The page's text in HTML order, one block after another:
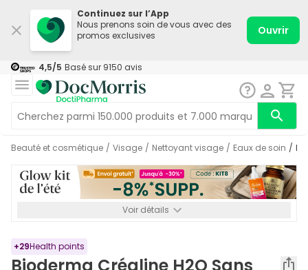
Continuez sur l’App
Nous prenons soin de vous avec des
promos exclusives
Ouvrir
4,5/5 Basé sur 9150 avis
Beauté et cosmétique / Visage / Nettoyant visage / Eaux de soin /
Voir détails
+29Health points
Bioderma Créaline H2O Sans